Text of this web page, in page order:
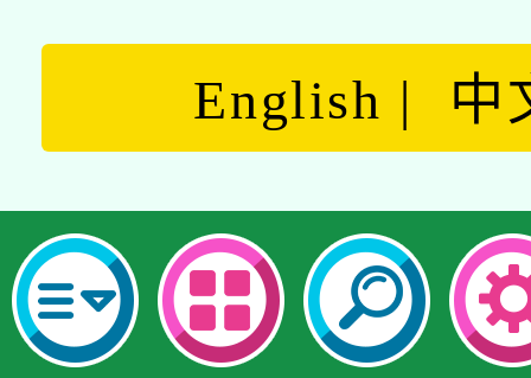
English 中